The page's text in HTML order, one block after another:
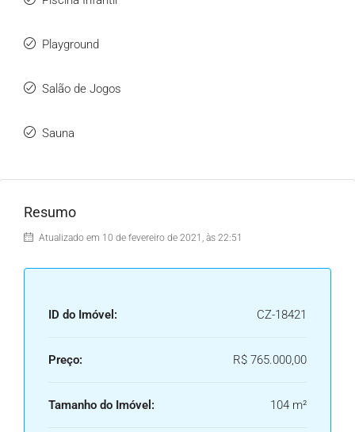
Playground
Salão de Jogos
Sauna
Resumo
Atualizado em 10 de fevereiro de 2021, às 22:51
ID do Imóvel: CZ-18421
Preço: R$ 765.000,00
Tamanho do Imóvel: 104 m²